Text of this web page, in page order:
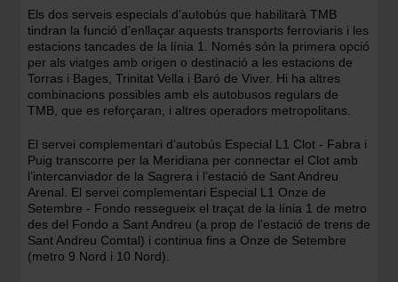
Els dos serveis especials d’autobús que habilitarà TMB
tindran la funció d’enllaçar aquests transports ferroviaris i les
estacions tancades de la línia 1. Només són la primera opció
per als viatges amb origen o destinació a les estacions de
Torras i Bages, Trinitat Vella i Baró de Viver. Hi ha altres
combinacions possibles amb els autobusos regulars de
TMB, que es reforçaran, i altres operadors metropolitans.
El servei complementari d’autobús Especial L1 Clot - Fabra i
Puig transcorre per la Meridiana per connectar el Clot amb
l’intercanviador de la Sagrera i l’estació de Sant Andreu
Arenal. El servei complementari Especial L1 Onze de
Setembre - Fondo ressegueix el traçat de la línia 1 de metro
des del Fondo a Sant Andreu (a prop de l’estació de trens de
Sant Andreu Comtal) i continua fins a Onze de Setembre
(metro 9 Nord i 10 Nord).